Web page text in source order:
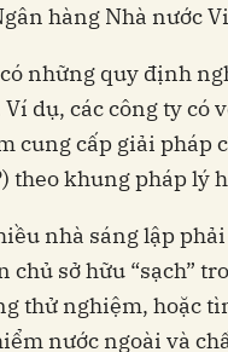
hàng Nhà nước
những quy định
dụ, các công ty có
cung cấp giải pháp
theo khung pháp lý
nhà sáng lập
chủ sở hữu “sạch”
thử nghiệm, hoặc
nước ngoài và